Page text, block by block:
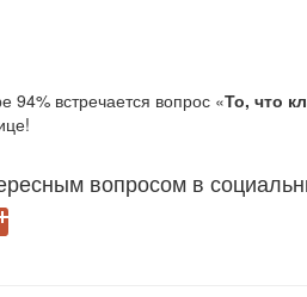
94% встречается вопрос «То, что
вопросом в